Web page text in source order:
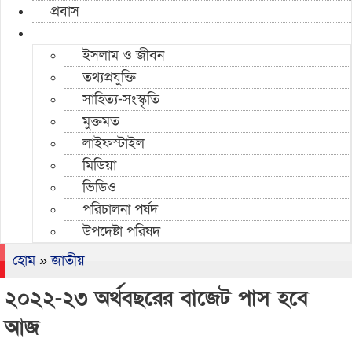
প্রবাস
ইসলাম ও জীবন
তথ্যপ্রযুক্তি
সাহিত্য-সংস্কৃতি
মুক্তমত
লাইফস্টাইল
মিডিয়া
ভিডিও
পরিচালনা পর্ষদ
উপদেষ্টা পরিষদ
হোম»জাতীয়
২০২২-২৩ অর্থবছরের বাজেট পাস হবে
আজ